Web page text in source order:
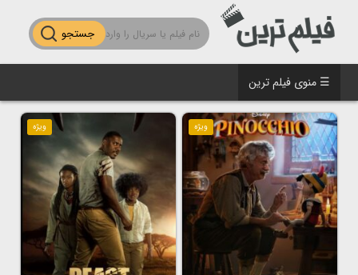
جستجو
☰ منوی فیلم ترین
ویژه ویژه